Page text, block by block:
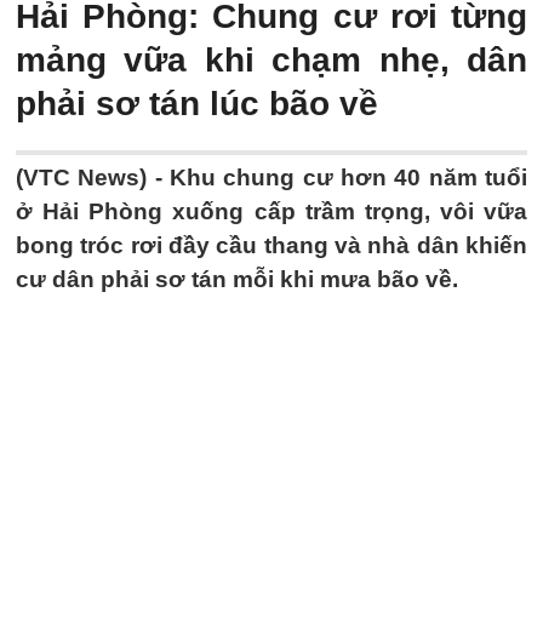
Hải Phòng: Chung cư rơi từng
mảng vữa khi chạm nhẹ, dân
phải sơ tán lúc bão về
(VTC News) - Khu chung cư hơn 40 năm tuổi
ở Hải Phòng xuống cấp trầm trọng, vôi vữa
bong tróc rơi đầy cầu thang và nhà dân khiến
cư dân phải sơ tán mỗi khi mưa bão về.